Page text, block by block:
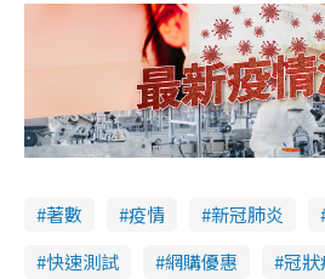
著數 疫情 新冠肺炎
快速測試
網購優惠
冠狀